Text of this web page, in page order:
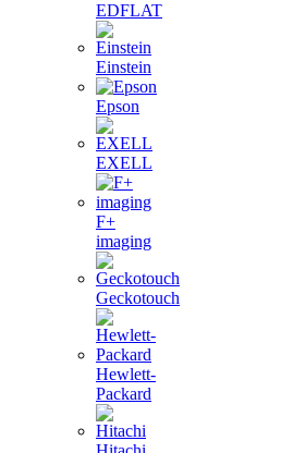
EDFLAT
Einstein
Epson
EXELL
F+
imaging
Geckotouch
Hewlett-
Packard